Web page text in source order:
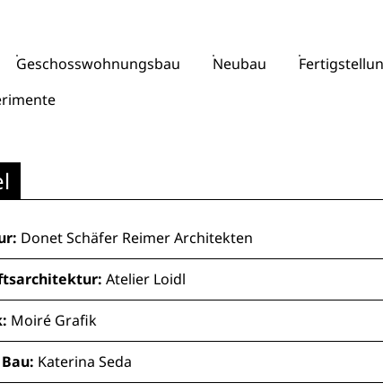
Geschosswohnungsbau Neubau
Donet Schäfer Reimer Architekten
Atelier Loidl
Moiré Grafik
Katerina Seda